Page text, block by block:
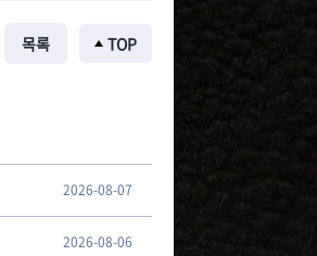
목록 TOP
2026-08-07
2026-08-06